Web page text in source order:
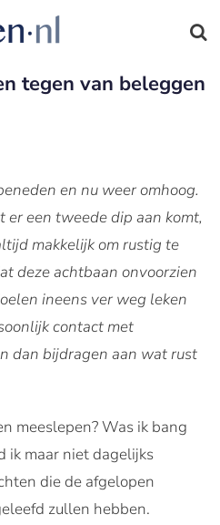
tegen van beleggen
en nu weer omhoog.
er een tweede dip aan komt,
makkelijk om rustig te
deze achtbaan onvoorzien
ineens ver weg leken
contact met
dan bijdragen aan wat rust
meeslepen? Was ik bang
ik maar niet dagelijks
die de afgelopen
zullen hebben.